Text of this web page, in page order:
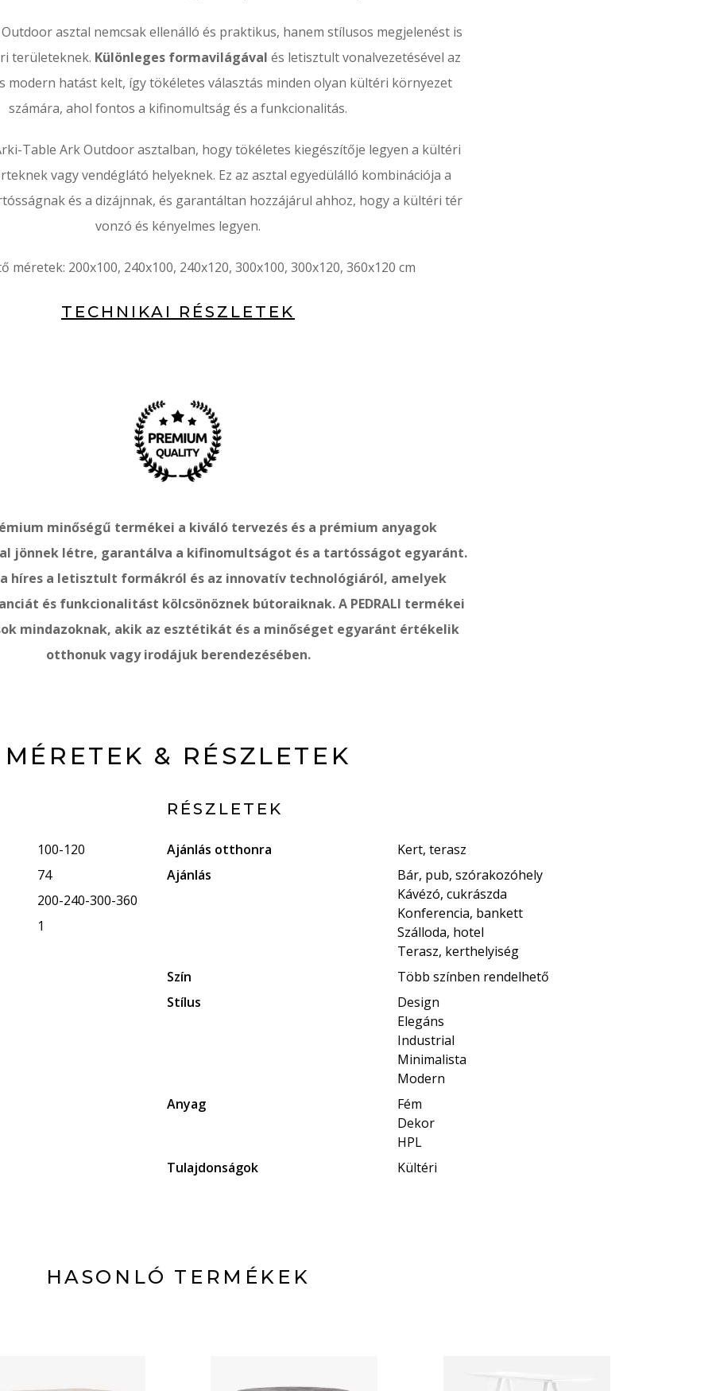
asztal nemcsak ellenálló és praktikus, hanem stílusos megjelenést is
területeknek. Különleges formavilágával és letisztult vonalvezetésével az
modern hatást kelt, így tökéletes választás minden olyan kültéri környezet
számára, ahol fontos a kifinomultság és a funkcionalitás.
Table Ark Outdoor asztalban, hogy tökéletes kiegészítője legyen a kültéri
vagy vendéglátó helyeknek. Ez az asztal egyedülálló kombinációja a
és a dizájnnak, és garantáltan hozzájárul ahhoz, hogy a kültéri tér
vonzó és kényelmes legyen.
méretek: 200x100, 240x100, 240x120, 300x100, 300x120, 360x120 cm
TECHNIKAI RÉSZLETEK
minőségű termékei a kiváló tervezés és a prémium anyagok
jönnek létre, garantálva a kifinomultságot és a tartósságot egyaránt.
híres a letisztult formákról és az innovatív technológiáról, amelyek
és funkcionalitást kölcsönöznek bútoraiknak. A PEDRALI termékei
mindazoknak, akik az esztétikát és a minőséget egyaránt értékelik
otthonuk vagy irodájuk berendezésében.
MÉRETEK & RÉSZLETEK
100-120
74
200-240-300-360
1
RÉSZLETEK
Ajánlás otthonra
Kert, terasz
Ajánlás
Bár, pub, szórakozóhely
Kávézó, cukrászda
Konferencia, bankett
Szálloda, hotel
Terasz, kerthelyiség
Szín
Több színben rendelhető
Stílus
Design
Elegáns
Industrial
Minimalista
Modern
Anyag
Fém
Dekor
HPL
Tulajdonságok
Kültéri
HASONLÓ TERMÉKEK